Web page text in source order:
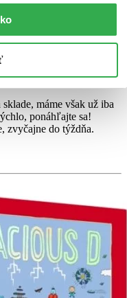
jejím podsvětím, z toho
pod jménem Jack
(You Can't Win...
máme však už iba
ponáhľajte sa!
zvyčajne do týždňa.